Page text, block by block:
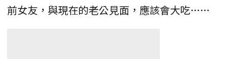
前女友，與現在的老公見面，應該會大吃……